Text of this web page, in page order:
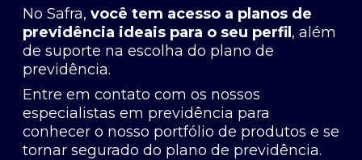
No Safra, você tem acesso a planos de
previdência ideais para o seu perfil , além
de suporte na escolha do plano de
previdência.
Entre em contato com os nossos
especialistas em previdência para
conhecer o nosso portfólio de produtos e se
tornar segurado do plano de previdência.